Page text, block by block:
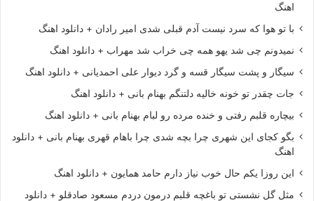
اهنگ
با تو هوا که سرد نیست آدم قبلی شدی امیر رادان + دانلود اهنگ
نمیدونم چی شد یهو همه چی خراب شد مهراب + دانلود اهنگ
سیگار و پشت سیگار قسه و گرد دیوار علی احمدیانی + دانلود اهنگ
جات چقدر تو خونه خالیه دلتنگم بهنام بانی + دانلود اهنگ
بیچاره قلبم رفتی و خنده مرده رو لبام بهنام بانی + دانلود اهنگ
بگو کجای این شهری چرا بچه شدی چرا باهام قهری بهنام بانی + دانلود
اهنگ
این روزا یکم حال خوب نیاز دارم حامد همایون + دانلود اهنگ
مثل گل نشستی تو باغچه قلبم درمون دردم مسعود صادقلو + دانلود